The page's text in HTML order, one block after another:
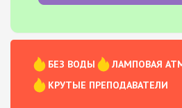
БЕЗ ВОДЫ
ЛАМПОВАЯ
КРУТЫЕ ПРЕПОДАВАТЕЛИ